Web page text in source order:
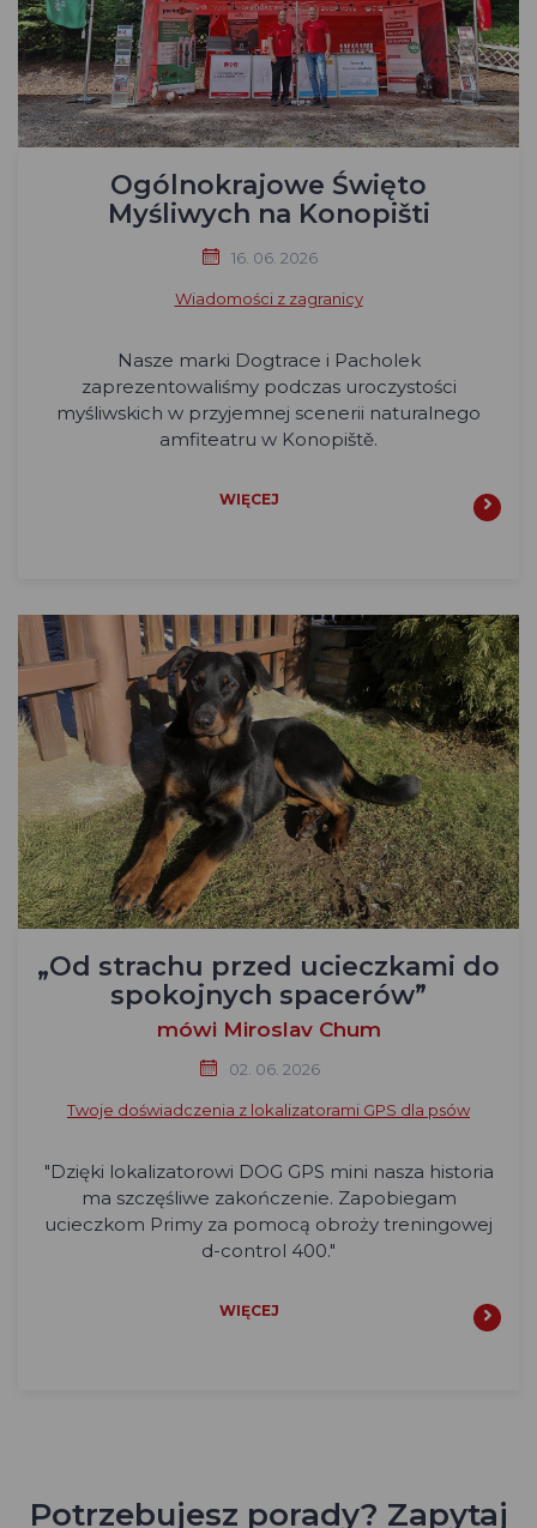
Ogólnokrajowe Święto
Myśliwych na Konopišti
16. 06. 2026
Wiadomości z zagranicy
Nasze marki Dogtrace i Pacholek
zaprezentowaliśmy podczas uroczystości
myśliwskich w przyjemnej scenerii naturalnego
amfiteatru w Konopiště.
WIĘCEJ
„Od strachu przed ucieczkami do
spokojnych spacerów”
mówi Miroslav Chum
02. 06. 2026
Twoje doświadczenia z lokalizatorami GPS dla psów
"Dzięki lokalizatorowi DOG GPS mini nasza historia
ma szczęśliwe zakończenie. Zapobiegam
ucieczkom Primy za pomocą obroży treningowej
d-control 400."
WIĘCEJ
Potrzebujesz porady? Zapytaj